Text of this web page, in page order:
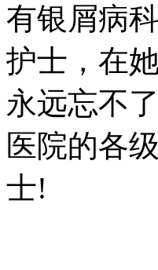
有银屑病
护士，在
永远忘不
医院的各
士!